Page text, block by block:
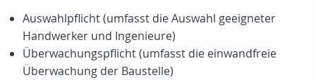
Auswahlpflicht (umfasst die Auswahl geeigneter
Handwerker und Ingenieure)
Überwachungspflicht (umfasst die einwandfreie
Überwachung der Baustelle)